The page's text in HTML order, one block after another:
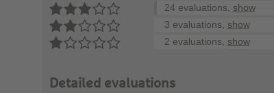
24 evaluations, show
3 evaluations, show
2 evaluations, show
Detailed evaluations